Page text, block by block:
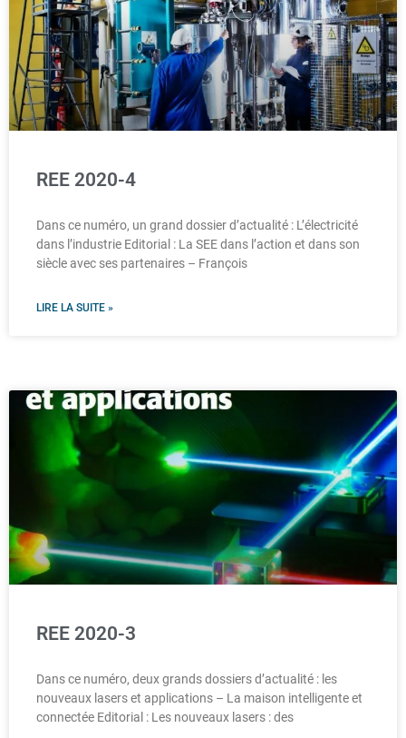
REE 2020-4
Dans ce numéro, un grand dossier d’actualité : L’électricité
dans l’industrie Editorial : La SEE dans l’action et dans son
siècle avec ses partenaires – François
LIRE LA SUITE »
REE 2020-3
Dans ce numéro, deux grands dossiers d’actualité : les
nouveaux lasers et applications – La maison intelligente et
connectée Editorial : Les nouveaux lasers : des